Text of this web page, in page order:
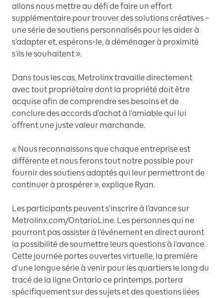
allons nous mettre au défi de faire un effort
supplémentaire pour trouver des solutions créatives –
une série de soutiens personnalisés pour les aider à
s’adapter et, espérons-le, à déménager à proximité
s’ils le souhaitent ».
Dans tous les cas, Metrolinx travaille directement
avec tout propriétaire dont la propriété doit être
acquise afin de comprendre ses besoins et de
conclure des accords d’achat à l’amiable qui lui
offrent une juste valeur marchande.
« Nous reconnaissons que chaque entreprise est
différente et nous ferons tout notre possible pour
fournir des soutiens adaptés qui leur permettront de
continuer à prospérer », explique Ryan.
Les participants peuvent s’inscrire à l’avance sur
Metrolinx.com/OntarioLine. Les personnes qui ne
pourront pas assister à l’événement en direct auront
la possibilité de soumettre leurs questions à l’avance.
Cette journée portes ouvertes virtuelle, la première
d’une longue série à venir pour les quartiers le long du
tracé de la ligne Ontario ce printemps, portera
spécifiquement sur des sujets et des questions liées